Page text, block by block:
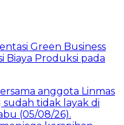
Green Business
Biaya Produksi pada